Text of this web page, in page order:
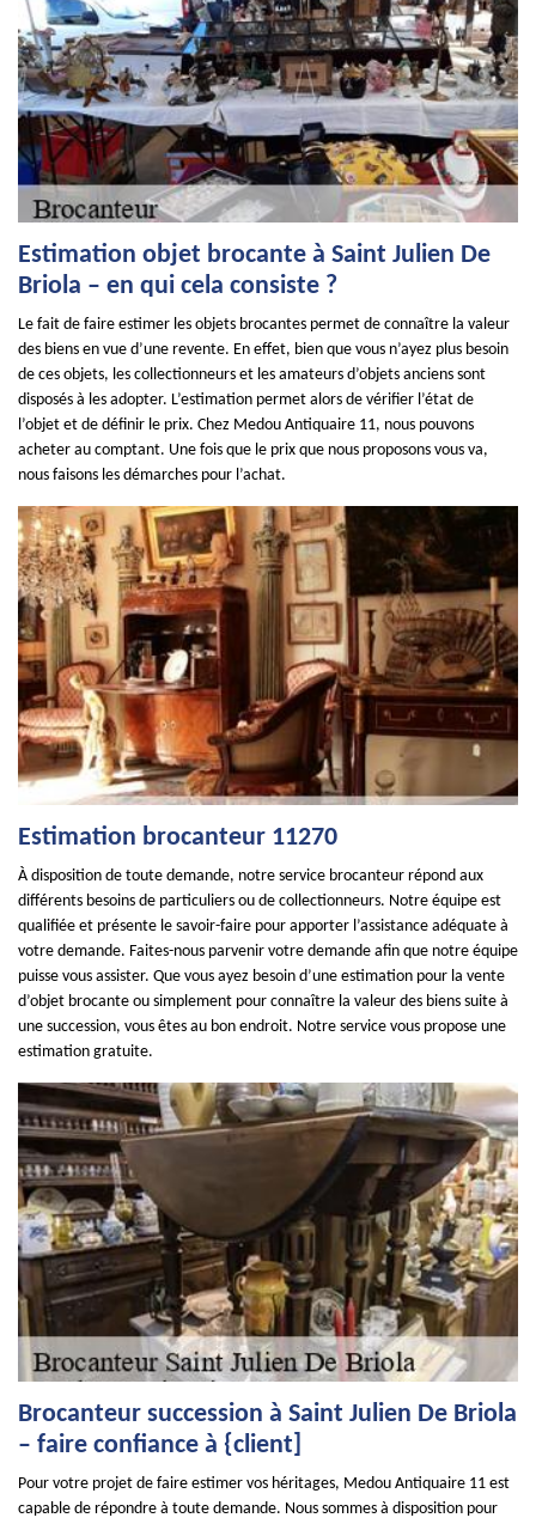
Estimation objet brocante à Saint Julien De
Briola – en qui cela consiste ?
Le fait de faire estimer les objets brocantes permet de connaître la valeur
des biens en vue d’une revente. En effet, bien que vous n’ayez plus besoin
de ces objets, les collectionneurs et les amateurs d’objets anciens sont
disposés à les adopter. L’estimation permet alors de vérifier l’état de
l’objet et de définir le prix. Chez Medou Antiquaire 11, nous pouvons
acheter au comptant. Une fois que le prix que nous proposons vous va,
nous faisons les démarches pour l’achat.
Estimation brocanteur 11270
À disposition de toute demande, notre service brocanteur répond aux
différents besoins de particuliers ou de collectionneurs. Notre équipe est
qualifiée et présente le savoir-faire pour apporter l’assistance adéquate à
votre demande. Faites-nous parvenir votre demande afin que notre équipe
puisse vous assister. Que vous ayez besoin d’une estimation pour la vente
d’objet brocante ou simplement pour connaître la valeur des biens suite à
une succession, vous êtes au bon endroit. Notre service vous propose une
estimation gratuite.
Brocanteur succession à Saint Julien De Briola
– faire confiance à {client]
Pour votre projet de faire estimer vos héritages, Medou Antiquaire 11 est
capable de répondre à toute demande. Nous sommes à disposition pour